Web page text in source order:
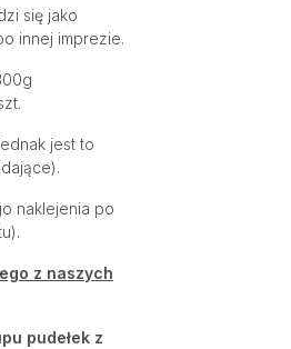
się jako
innej imprezie.
jest to
naklejenia po
z naszych
pudełek z